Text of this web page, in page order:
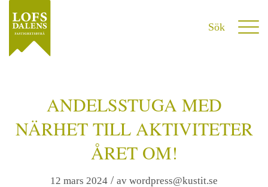
ANDELSSTUGA MED
NÄRHET TILL AKTIVITETER
ÅRET OM!
12 mars 2024 / av wordpress@kustit.se